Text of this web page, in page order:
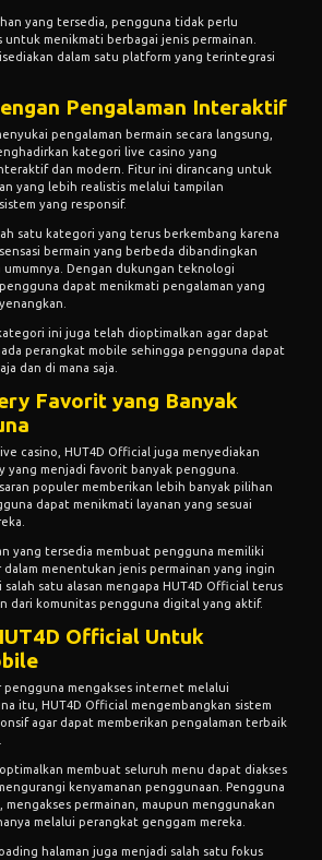
yang tersedia, pengguna tidak perlu
menikmati berbagai jenis permainan.
dalam satu platform yang terintegrasi
Pengalaman Interaktif
pengalaman bermain secara langsung,
kategori live casino yang
dan modern. Fitur ini dirancang untuk
yang lebih realistis melalui tampilan
yang responsif.
satu kategori yang terus berkembang karena
bermain yang berbeda dibandingkan
Dengan dukungan teknologi
dapat menikmati pengalaman yang
ini juga telah dioptimalkan agar dapat
perangkat mobile sehingga pengguna dapat
dan di mana saja.
Favorit yang Banyak
casino, HUT4D Official juga menyediakan
yang menjadi favorit banyak pengguna.
populer memberikan lebih banyak pilihan
dapat menikmati layanan yang sesuai
yang tersedia membuat pengguna memiliki
menentukan jenis permainan yang ingin
salah satu alasan mengapa HUT4D Official terus
dari komunitas pengguna digital yang aktif.
Official Untuk
pengguna mengakses internet melalui
itu, HUT4D Official mengembangkan sistem
agar dapat memberikan pengalaman terbaik
membuat seluruh menu dapat diakses
kenyamanan penggunaan. Pengguna
mengakses permainan, maupun menggunakan
melalui perangkat genggam mereka.
halaman juga menjadi salah satu fokus